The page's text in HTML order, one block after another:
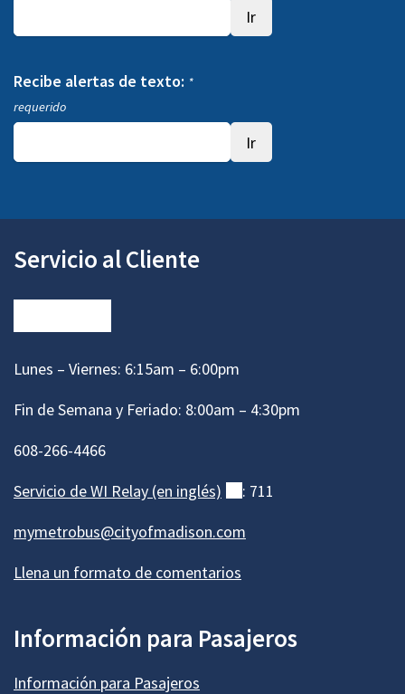
Recibe alertas de texto: *
requerido
Servicio al Cliente
Lunes – Viernes: 6:15am – 6:00pm
Fin de Semana y Feriado: 8:00am – 4:30pm
608-266-4466
Servicio de WI Relay (en inglés) (externo)
: 711
mymetrobus@cityofmadison.com
Llena un formato de comentarios
Información para Pasajeros
Información para Pasajeros